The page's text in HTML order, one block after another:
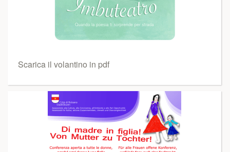
Scarica il volantino in pdf